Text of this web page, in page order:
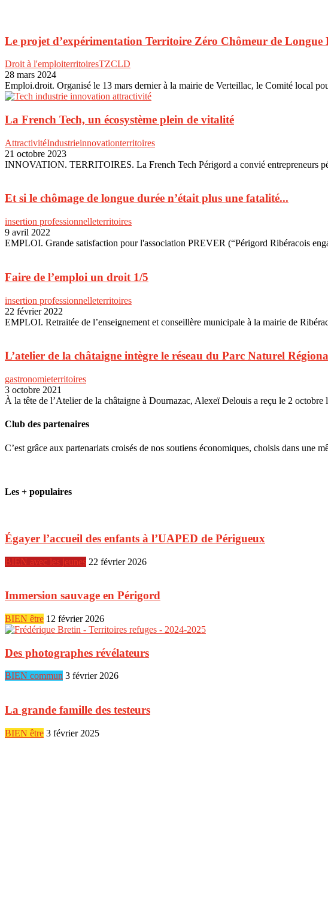
Le projet d’expérimentation Territoire Zéro Chômeur de
Droit à l'emploiterritoiresTZCLD
28 mars 2024
Emploi.droit. Organisé le 13 mars dernier à la mairie de Verteillac, le Comité local
La French Tech, un écosystème plein de vitalité
AttractivitéIndustrieinnovationterritoires
21 octobre 2023
INNOVATION. TERRITOIRES. La French Tech Périgord a convié entrepreneurs
Et si le chômage de longue durée n’était plus une fatalité...
insertion professionnelleterritoires
9 avril 2022
EMPLOI. Grande satisfaction pour l'association PREVER (“Périgord Ribéracois
Faire de l’emploi un droit 1/5
insertion professionnelleterritoires
22 février 2022
EMPLOI. Retraitée de l’enseignement et conseillère municipale à la mairie de
L’atelier de la châtaigne intègre le réseau du Parc Naturel
gastronomieterritoires
3 octobre 2021
À la tête de l’Atelier de la châtaigne à Dournazac, Alexeï Delouis a reçu le 2
Club des partenaires
C’est grâce aux partenariats croisés de nos soutiens économiques, choisis dans
Les + populaires
Égayer l’accueil des enfants à l’UAPED de Périgueux
BIEN avec les jeunes 22 février 2026
Immersion sauvage en Périgord
BIEN être 12 février 2026
Des photographes révélateurs
BIEN commun 3 février 2026
La grande famille des testeurs
BIEN être 3 février 2025